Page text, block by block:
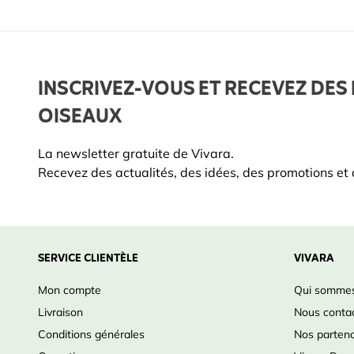
Inclinable Non
Rempli d'azote
INSCRIVEZ-VOUS ET RECEVEZ
OISEAUX
La newsletter gratuite de Vivara.
Recevez des actualités, des idées, des promotions et
SERVICE CLIENTÈLE
Mon compte
Livraison
Conditions générales
VIVARA
Qui
Nous
Nos